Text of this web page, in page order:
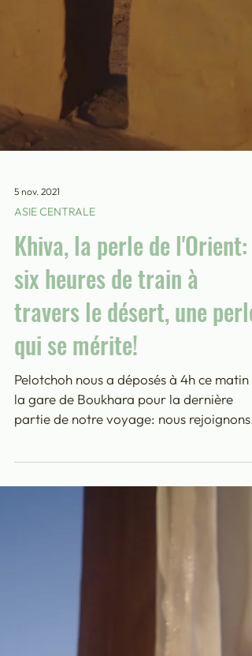
5 nov. 2021
ASIE CENTRALE
Khiva, la perle de l'Orient:
six heures de train à
travers le désert, une perle
qui se mérite!
partie de notre voyage: nous rejoignons